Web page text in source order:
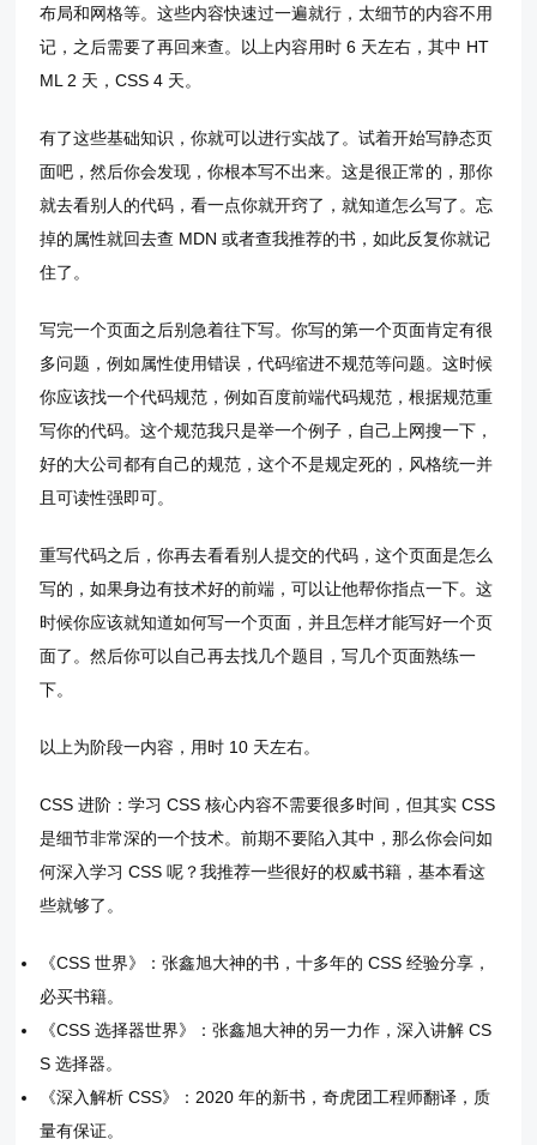
布局和网格等。这些内容快速过一遍就行，太细节的内容不用
记，之后需要了再回来查。以上内容用时 6 天左右，其中 HT
ML 2 天，CSS 4 天。
有了这些基础知识，你就可以进行实战了。试着开始写静态页
面吧，然后你会发现，你根本写不出来。这是很正常的，那你
就去看别人的代码，看一点你就开窍了，就知道怎么写了。忘
掉的属性就回去查 MDN 或者查我推荐的书，如此反复你就记
住了。
写完一个页面之后别急着往下写。你写的第一个页面肯定有很
多问题，例如属性使用错误，代码缩进不规范等问题。这时候
你应该找一个代码规范，例如百度前端代码规范，根据规范重
写你的代码。这个规范我只是举一个例子，自己上网搜一下，
好的大公司都有自己的规范，这个不是规定死的，风格统一并
且可读性强即可。
重写代码之后，你再去看看别人提交的代码，这个页面是怎么
写的，如果身边有技术好的前端，可以让他帮你指点一下。这
时候你应该就知道如何写一个页面，并且怎样才能写好一个页
面了。然后你可以自己再去找几个题目，写几个页面熟练一
下。
以上为阶段一内容，用时 10 天左右。
CSS 进阶：学习 CSS 核心内容不需要很多时间，但其实 CSS
是细节非常深的一个技术。前期不要陷入其中，那么你会问如
何深入学习 CSS 呢？我推荐一些很好的权威书籍，基本看这
些就够了。
《CSS 世界》：张鑫旭大神的书，十多年的 CSS 经验分享，
必买书籍。
《CSS 选择器世界》：张鑫旭大神的另一力作，深入讲解 CS
S 选择器。
《深入解析 CSS》：2020 年的新书，奇虎团工程师翻译，质
量有保证。